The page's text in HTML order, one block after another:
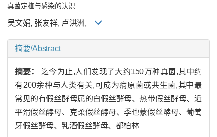
真菌定植与感染的认识
吴文娟, 张友祥, 卢洪洲,
摘要/Abstract
摘要： 迄今为止,人们发现了大约150万种真菌,其中约
有200余种与人类有关,可成为病原菌或共生菌,其中最
常见的有假丝酵母属的白假丝酵母、热带假丝酵母、近
平滑假丝酵母、克柔假丝酵母、季也蒙假丝酵母、葡萄
牙假丝酵母、乳酒假丝酵母、都柏林